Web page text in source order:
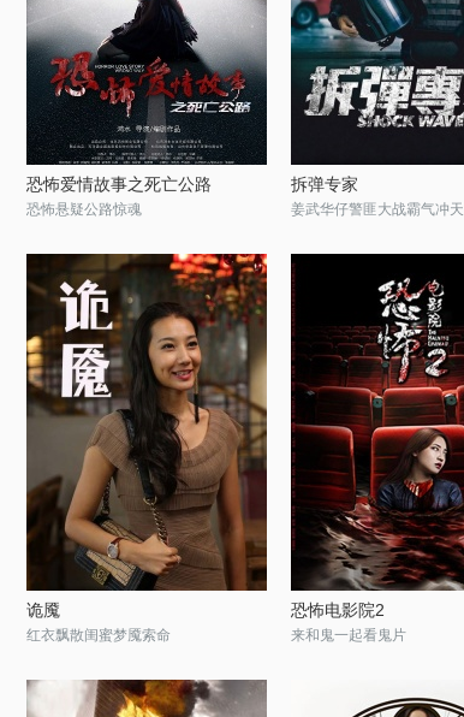
恐怖爱情故事之死亡公路
恐怖悬疑公路惊魂
拆弹专家
姜武华仔警匪大战霸气冲天
诡魇
红衣飘散闺蜜梦魇索命
恐怖电影院2
来和鬼一起看鬼片